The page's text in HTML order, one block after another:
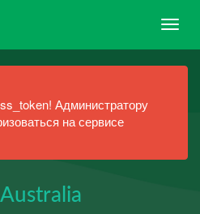
Администратору
на сервисе